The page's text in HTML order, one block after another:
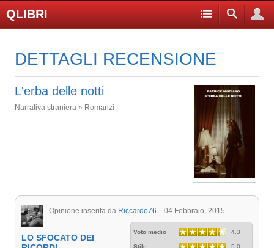
QLIBRI
DETTAGLI RECENSIONE
L'erba delle notti
Narrativa straniera » Romanzi
Opinione inserita da Riccardo76 04 Febbraio, 2015
Voto medio 4.3
Stile 5.0
LO SFOCATO DEI